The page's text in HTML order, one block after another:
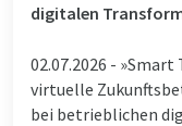
digitalen
02.07.2026 - »Smart
virtuelle
bei betrieblichen